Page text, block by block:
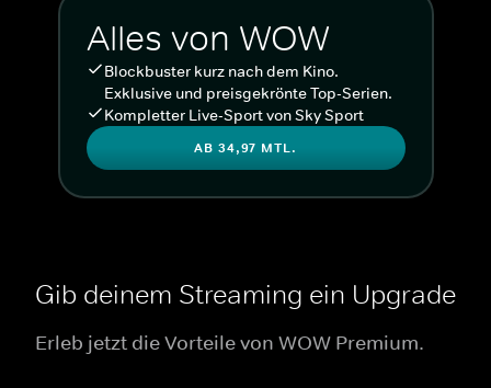
Alles von WOW
Blockbuster kurz nach dem Kino.
Exklusive und preisgekrönte Top-Serien.
Kompletter Live-Sport von Sky Sport
AB 34,97 MTL.
Gib deinem Streaming ein Upgrade
Erleb jetzt die Vorteile von WOW Premium.